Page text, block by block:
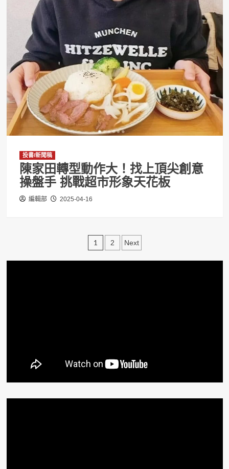
投書/新聞稿
陳家田轉型動作大！找上頂尖創意
操盤手 挑戰超市形象天花板
編輯部 2025-04-16
文
章
1 2 Next